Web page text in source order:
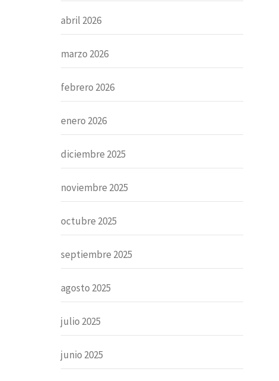
abril 2026
marzo 2026
febrero 2026
enero 2026
diciembre 2025
noviembre 2025
octubre 2025
septiembre 2025
agosto 2025
julio 2025
junio 2025